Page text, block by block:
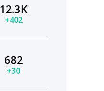
12.3K
+402
682
+30